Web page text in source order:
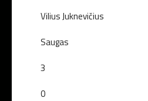
Vilius Juknevičius
Saugas
3
0